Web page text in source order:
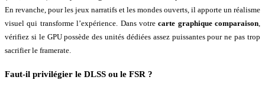
En revanche, pour les jeux narratifs et les mondes ouverts, il apporte un réalisme
visuel qui transforme l’expérience. Dans votrecarte graphique comparaison,
vérifiez si le GPU possède des unités dédiées assez puissantes pour ne pas trop
sacrifier le framerate.
Faut-il privilégier le DLSS ou le FSR ?